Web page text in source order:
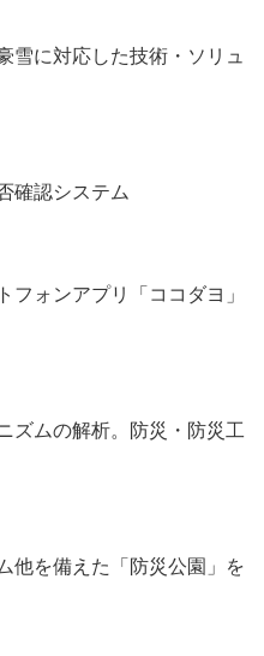
に対応した技術・ソリュ
確認システム
ォンアプリ「ココダヨ」
ズムの解析。防災・防災工
他を備えた「防災公園」を